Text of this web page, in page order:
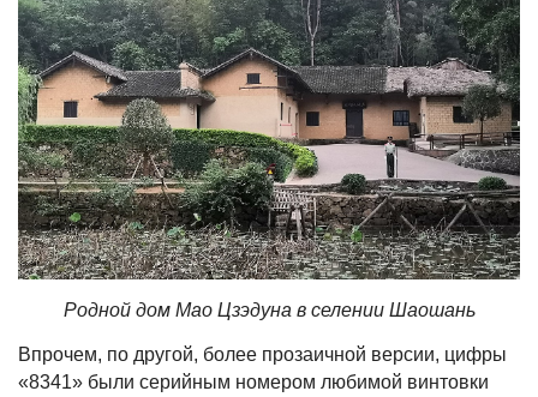
Родной дом Мао Цзэдуна в селении Шаошань
Впрочем, по другой, более прозаичной версии, цифры
«8341» были серийным номером любимой винтовки